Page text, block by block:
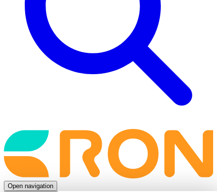
Back
to
frontpage
Open navigation